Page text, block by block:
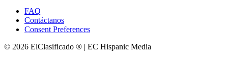
FAQ
Contáctanos
Consent Preferences
© 2026 ElClasificado ® | EC Hispanic Media